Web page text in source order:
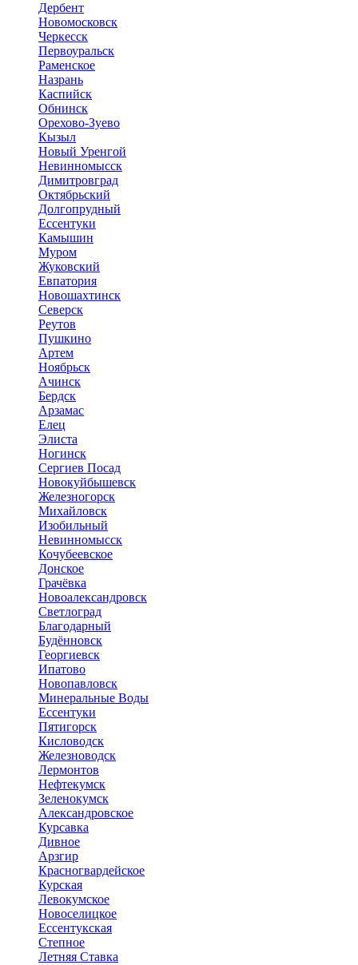
Дербент
Новомосковск
Черкесск
Первоуральск
Раменское
Назрань
Каспийск
Обнинск
Орехово-Зуево
Кызыл
Новый Уренгой
Невинномысск
Димитровград
Октябрьский
Долгопрудный
Ессентуки
Камышин
Муром
Жуковский
Евпатория
Новошахтинск
Северск
Реутов
Пушкино
Артем
Ноябрьск
Ачинск
Бердск
Арзамас
Елец
Элиста
Ногинск
Сергиев Посад
Новокуйбышевск
Железногорск
Михайловск
Изобильный
Невинномысск
Кочубеевское
Донское
Грачёвка
Новоалександровск
Светлоград
Благодарный
Будённовск
Георгиевск
Ипатово
Новопавловск
Минеральные Воды
Ессентуки
Пятигорск
Кисловодск
Железноводск
Лермонтов
Нефтекумск
Зеленокумск
Александровское
Курсавка
Дивное
Арзгир
Красногвардейское
Курская
Левокумское
Новоселицкое
Ессентукская
Степное
Летняя Ставка